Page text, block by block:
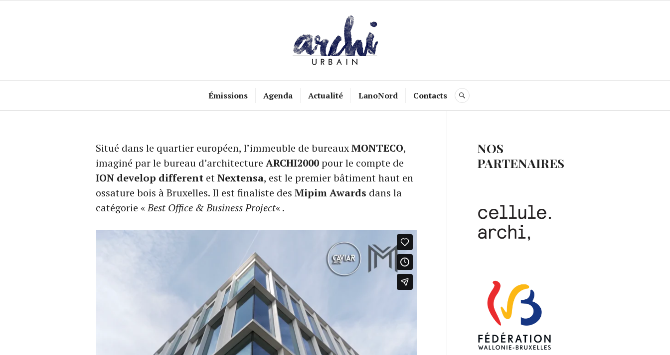
Émissions Agenda Actualité LanoNord Contacts RECHERCHE
Situé dans le quartier européen, l’immeuble de bureauxMONTECO,
imaginé par le bureau d’architecture ARCHI2000pour le compte de
ION develop different etNextensa, est le premier bâtiment haut en
ossature bois à Bruxelles. Il est finaliste des Mipim Awards dans la
catégorie «Best Office & Business Project« .
NOS
PARTENAIRES